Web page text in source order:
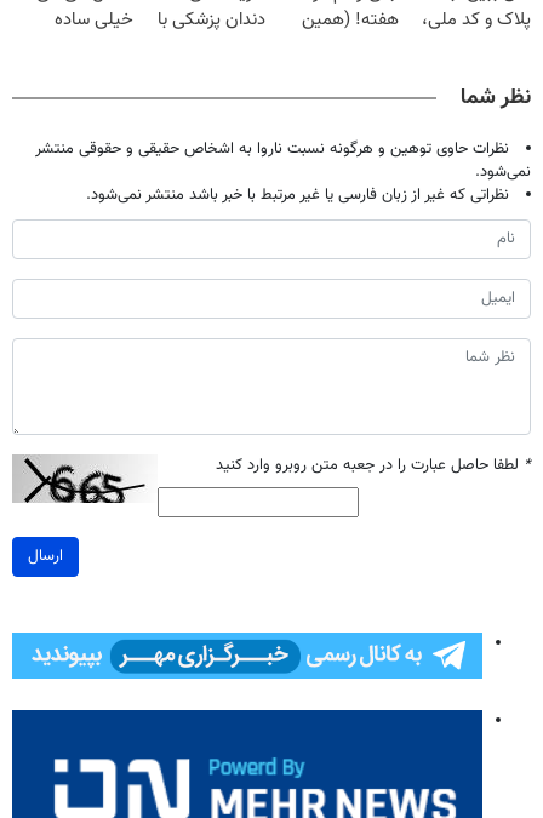
پلاک و کد ملی،
هفته! (همین
دندان پزشکی با
خیلی ساده
نظر شما
نظرات حاوی توهین و هرگونه نسبت ناروا به اشخاص حقیقی و حقوقی منتشر
نمی‌شود.
نظراتی که غیر از زبان فارسی یا غیر مرتبط با خبر باشد منتشر نمی‌شود.
* لطفا حاصل عبارت را در جعبه متن روبرو وارد کنید
ارسال